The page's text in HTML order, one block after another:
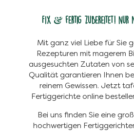
Fix & fertig zubereitet! Nur
Mit ganz viel Liebe für Sie
Rezepturen mit magerem
ausgesuchten Zutaten von
Qualität garantieren Ihnen
reinem Gewissen. Jetzt
Fertiggerichte online
Bei uns finden Sie eine
hochwertigen